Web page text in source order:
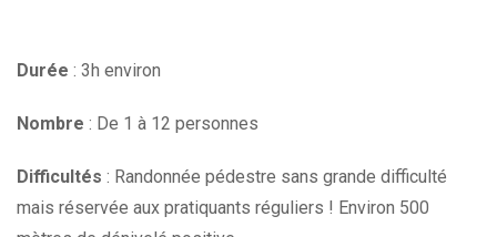
Durée : 3h environ
Nombre : De 1 à 12 personnes
Difficultés : Randonnée pédestre sans grande difficulté
mais réservée aux pratiquants réguliers ! Environ 500